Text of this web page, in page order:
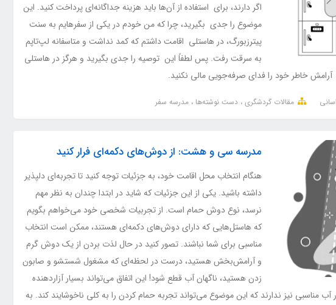
اگر دارند، برای استفاده از آن‌ها باید هزینه جداگانه‌ای پرداخت کنید. این
موضوع را جدی بگیرید، چرا که من خودم در یکی از سفرهایم به سنت
پیترزبورگ، در هاستلی اقامت داشتم که کمد نداشت و متاسفانه لپ‌تاپم
به سرقت رفت. پس لطفاً این توصیه را جدی بگیرید و هرگز در هاستلی
آرامش خاطر خود را فدای صرفه‌جویی مالی نکنید.
مقالات گردشگری دست نوشته‌ها مدرسه سفر
مدرسه سی و هشت: از دوش‌های دکمه‌ای فرار کنید
هنگام انتخاب محل اقامت خود، به جزئیات توجه کنید تا تجربه‌ای دلپذیر
داشته باشید. یکی از این جزئیات که شاید در ابتدا چندان به نظر مهم
نرسد، نوع دوش حمام است. از تجربیات شخصی خود می‌خواهم بگویم
که هاستل‌هایی که دارای دوش‌های دکمه‌ای هستند، ممکن است انتخاب
مناسبی برای شما نباشند. تصور کنید در حال لذت بردن از یک دوش گرم
و آرامش‌بخش هستید، درست در لحظه‌ای که مشغول شستشو و صابون
زدن هستید، ناگهان آب قطع شود! این اتفاق می‌تواند بسیار آزاردهنده
مناسبی نیز ندارند که این موضوع می‌تواند تجربه حمام کردن را به کلی ناخوشایند کند. به